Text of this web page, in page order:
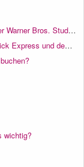
Isr der Transport inklusive bei der Harry Potter Warner Bros. Studios Tour?
Was ist der Unterschied zwischen dem Gatwick Express und dem Gatwick Thameslink Zug?
wichtig?